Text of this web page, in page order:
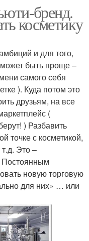
бренд.
косметику
и для того,
может быть проще –
самого себя
). Куда потом это
друзьям, на все
(
) Разбавить
точке с косметикой,
Это –
Постоянным
новую торговую
для них» … или